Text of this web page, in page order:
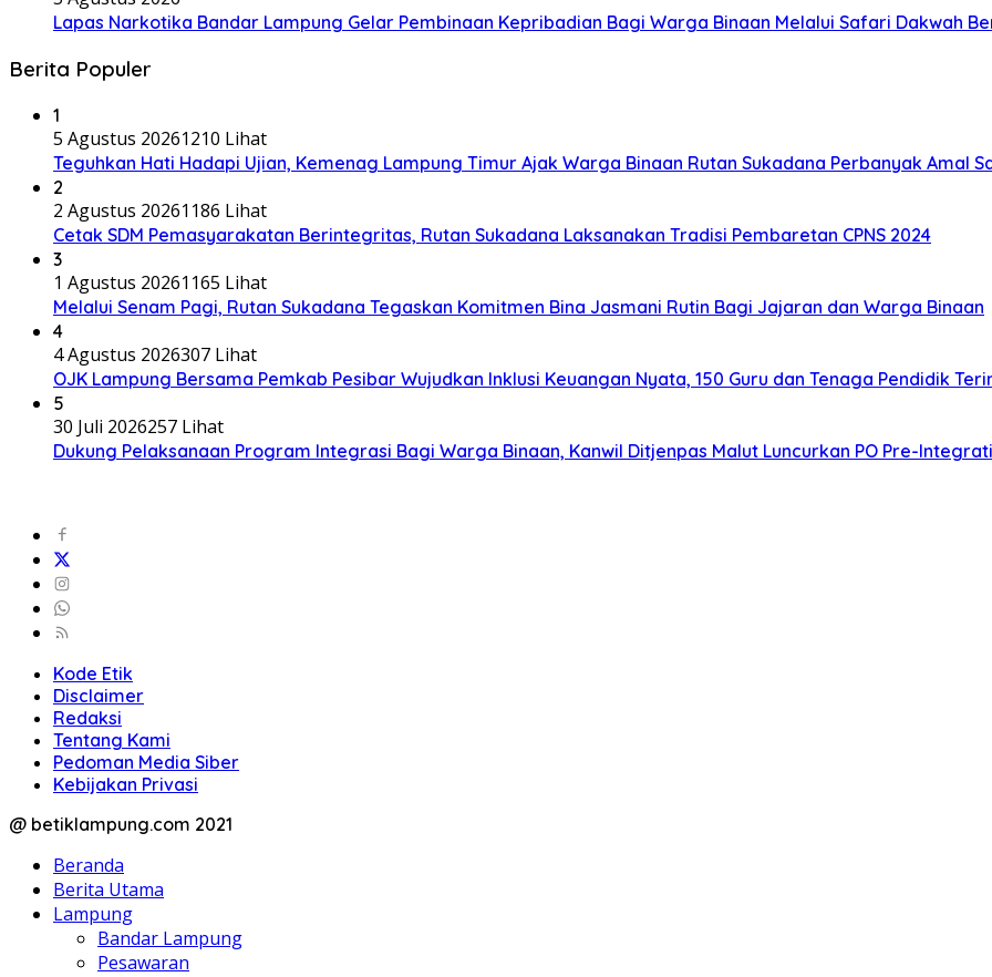
Lapas Narkotika Bandar Lampung Gelar Pembinaan Kepribadian Bagi Warga Binaan Melalui Safari Dakwah
Berita Populer
1
5 Agustus 20261210 Lihat
Teguhkan Hati Hadapi Ujian, Kemenag Lampung Timur Ajak Warga Binaan Rutan Sukadana Perbanyak Amal
2
2 Agustus 20261186 Lihat
Cetak SDM Pemasyarakatan Berintegritas, Rutan Sukadana Laksanakan Tradisi Pembaretan CPNS 2024
3
1 Agustus 20261165 Lihat
Melalui Senam Pagi, Rutan Sukadana Tegaskan Komitmen Bina Jasmani Rutin Bagi Jajaran dan Warga Binaan
4
4 Agustus 2026307 Lihat
OJK Lampung Bersama Pemkab Pesibar Wujudkan Inklusi Keuangan Nyata, 150 Guru dan Tenaga Pendidik
5
30 Juli 2026257 Lihat
Dukung Pelaksanaan Program Integrasi Bagi Warga Binaan, Kanwil Ditjenpas Malut Luncurkan PO Pre-
Kode Etik
Disclaimer
Redaksi
Tentang Kami
Pedoman Media Siber
Kebijakan Privasi
@ betiklampung.com 2021
Beranda
Berita Utama
Lampung
Bandar Lampung
Pesawaran